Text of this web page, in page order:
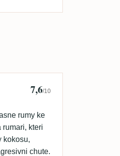
7,6/10
rumy ke
rumari, kteri
kokosu,
chute.